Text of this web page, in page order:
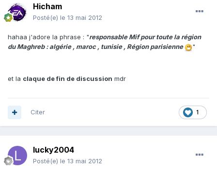
Hicham
Posté(e) le 13 mai 2012
hahaa j'adore la phrase : "responsable Mif pour toute la région
du Maghreb : algérie , maroc , tunisie , Région parisienne
"
et la claque de fin de discussion mdr
1
Citer
lucky2004
Posté(e) le 13 mai 2012